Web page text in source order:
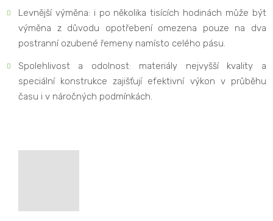
Levnější výměna: i po několika tisících hodinách může být
výměna z důvodu opotřebení omezena pouze na dva
postranní ozubené řemeny namísto celého pásu.
Spolehlivost a odolnost: materiály nejvyšší kvality a
speciální konstrukce zajišťují efektivní výkon v průběhu
času i v náročných podmínkách.